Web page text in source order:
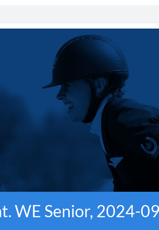
WE Senior, 2024-